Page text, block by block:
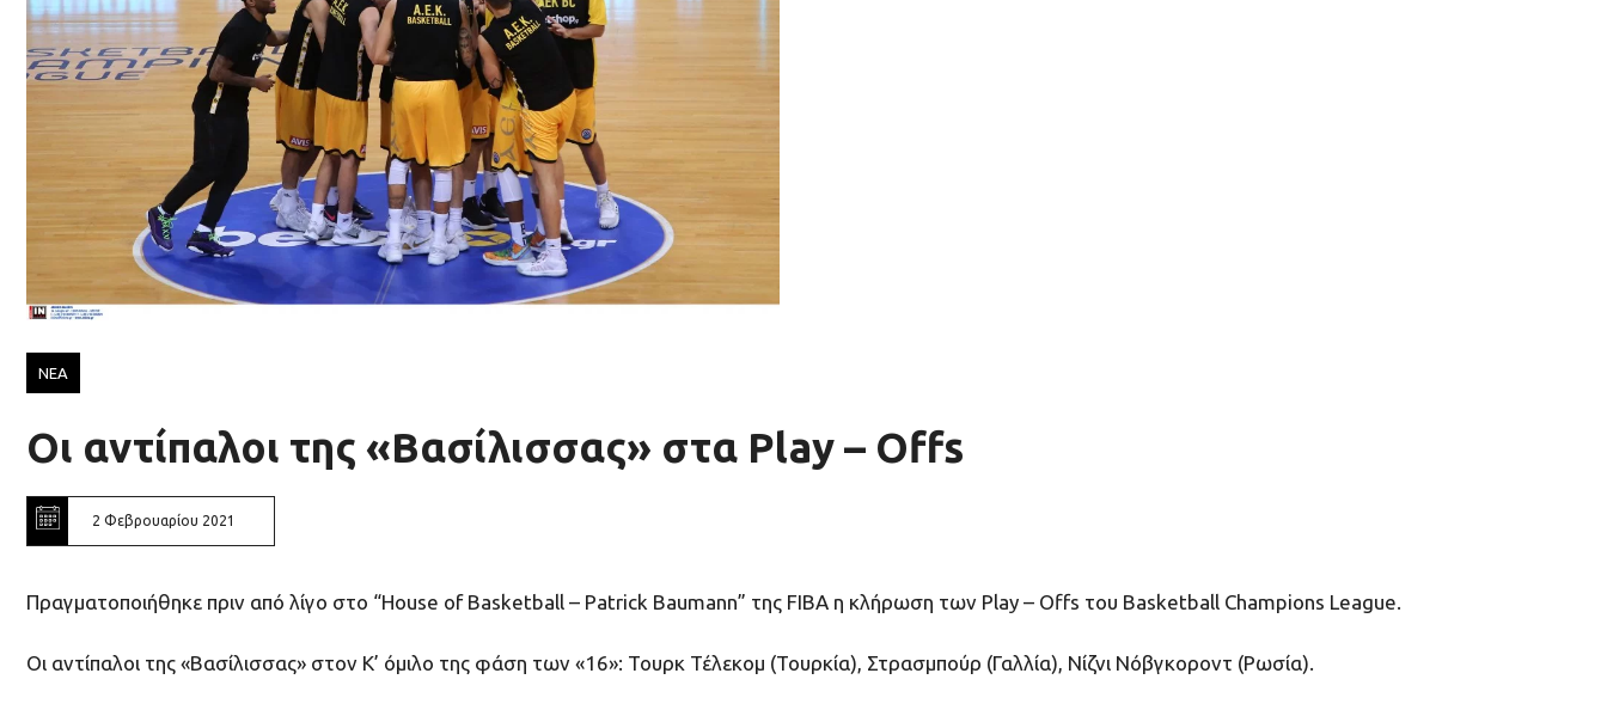
ΝΕΑ
Οι αντίπαλοι της «Βασίλισσας» στα Play – Offs
2 Φεβρουαρίου 2021
Πραγματοποιήθηκε πριν από λίγο στο “House of Basketball – Patrick Baumann” της FIBA η κλήρωση των Play – Offs του Basketball Champions League.
Οι αντίπαλοι της «Βασίλισσας» στον K’ όμιλο της φάση των «16»: Τουρκ Τέλεκομ (Τουρκία), Στρασμπούρ (Γαλλία), Νίζνι Νόβγκοροντ (Ρωσία).